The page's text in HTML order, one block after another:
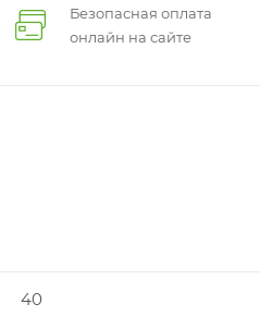
Безопасная оплата
онлайн на сайте
40